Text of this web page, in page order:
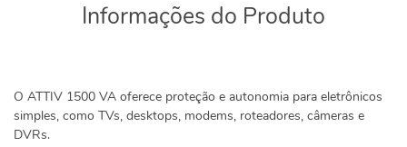
Informações do Produto
O ATTIV 1500 VA oferece proteção e autonomia para eletrônicos
simples, como TVs, desktops, modems, roteadores, câmeras e
DVRs.